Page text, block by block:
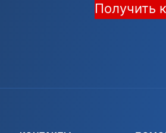
Получить